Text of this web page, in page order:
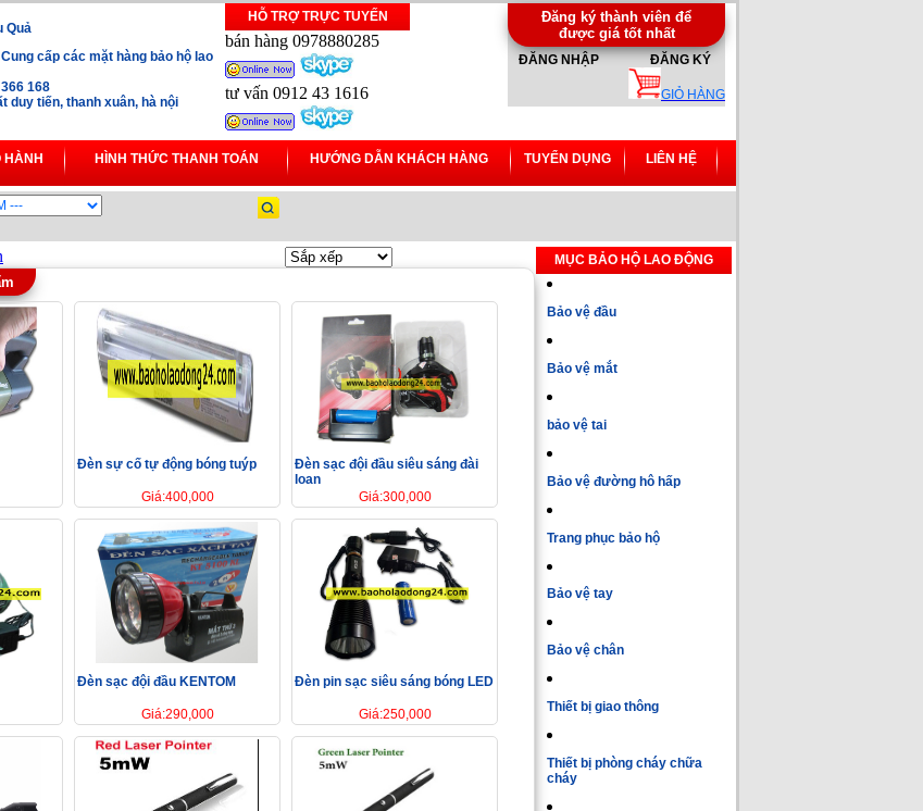
Quả
cấp các mặt hàng bảo hộ lao
168
duy tiến, thanh xuân, hà nội
HỖ TRỢ TRỰC TUYẾN
bán hàng 0978880285
tư vấn 0912 43 1616
Đăng ký thành viên để
được giá tốt nhất
ĐĂNG NHẬP ĐĂNG KÝ
GIỎ HÀNG
HÀNH HÌNH THỨC THANH TOÁN HƯỚNG DẪN KHÁCH HÀNG TUYỂN DỤNG LIÊN HỆ
Đèn sự cố tự động bóng tuýp
Giá:400,000
Đèn sạc đội đầu siêu sáng đài
loan
Giá:300,000
Đèn sạc đội đầu KENTOM
Giá:290,000
Đèn pin sạc siêu sáng bóng LED
Giá:250,000
MỤC BẢO HỘ LAO ĐỘNG
Bảo vệ đầu
Bảo vệ mắt
bảo vệ tai
Bảo vệ đường hô hấp
Trang phục bảo hộ
Bảo vệ tay
Bảo vệ chân
Thiết bị giao thông
Thiết bị phòng cháy chữa
cháy